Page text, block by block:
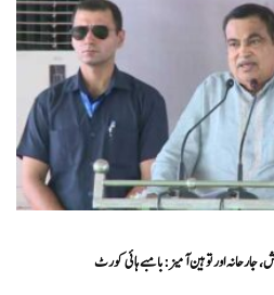
اور توہین آمیز:بامبے ہائی کورٹ